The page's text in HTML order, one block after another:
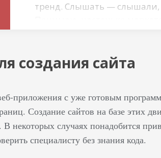
тренд. Слышать — слышали,
новую игрушку, вроде как
есть. И тебе тоже хочется.
создания сайта
приложения с уже готовым
Создание сайтов на базе этих
некоторых случаях понадобится
специалисту без знания кода.